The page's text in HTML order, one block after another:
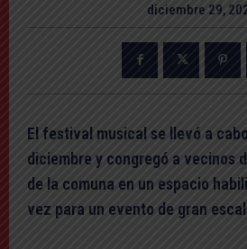
diciembre 29,
El festival musical se llevó a
diciembre y congregó a vecinos
de la comuna en un espacio
vez para un evento de gran